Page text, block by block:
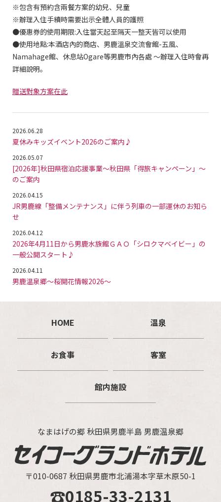
※包含有預約含兩餐方案的幼兒、兒童
※辦理入住手續時需要出示全體人員的護照
●優惠券的使用期限:入住當天起至隔天一整天皆可以使用
●使用地點:本酒店內的商店、男鹿溫泉交流會館-五風、
Namahage館、休息站Ogare等男鹿市內各處 ～辦理入住時會再
詳細說明。
贈送對象方案在此
2026.06.28
夏休みキッズイベント2026のご案内♪
2026.05.07
[2026年]秋田県宿泊応援事業～秋田県「得旅キャンペーン」～
のご案内
2026.04.15
JR男鹿線「整備メンテナンス」に伴う列車の一部運休のお知ら
せ
2026.04.12
2026年4月11日から男鹿水族館ＧＡＯ「シロクマベイビー」の
一般公開スタート♪
2026.04.11
男鹿温泉郷～桜開花情報2026～
HOME 温泉
お食事 客室
館内施設
なまはげの郷 秋田県男鹿半島 男鹿温泉郷
〒010-0687 秋田県男鹿市北浦湯本字草木原50-1
☎0185-33-2131